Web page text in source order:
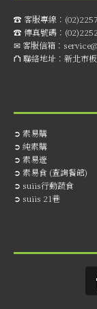
☎︎ 客服專線：
☎︎ 傳真號碼：
✉ 客服信箱：
⛫ 聯絡地址： 新北市
➲ 素易購
➲ 純素購
➲ 素易遊
➲ 素易食 (查詢餐館)
➲ suiis行動蔬食
➲ suiis 21巷